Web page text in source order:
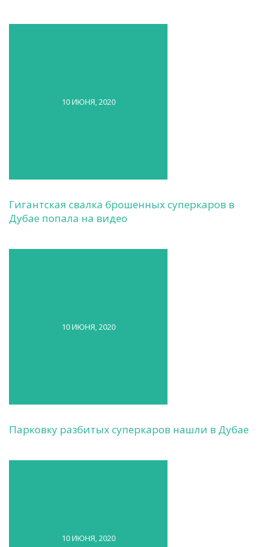
10 ИЮНЯ, 2020
Гигантская свалка брошенных суперкаров в
Дубае попала на видео
10 ИЮНЯ, 2020
Парковку разбитых суперкаров нашли в Дубае
10 ИЮНЯ, 2020